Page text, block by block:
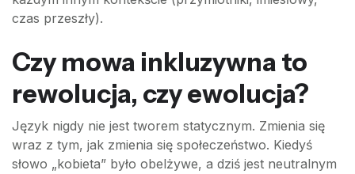
czas przeszły).
Czy mowa inkluzywna to
rewolucja, czy ewolucja?
Język nigdy nie jest tworem statycznym. Zmienia się
wraz z tym, jak zmienia się społeczeństwo. Kiedyś
słowo „kobieta” było obelżywe, a dziś jest neutralnym